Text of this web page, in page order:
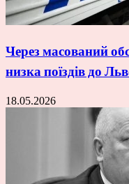
Через масований
низка поїздів до
18.05.2026